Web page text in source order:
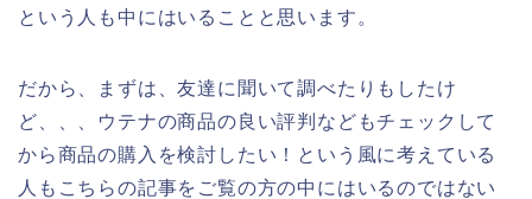
という人も中にはいることと思います。
だから、まずは、友達に聞いて調べたりもしたけ
ど、、、ウテナの商品の良い評判などもチェックして
から商品の購入を検討したい！という風に考えている
人もこちらの記事をご覧の方の中にはいるのではない